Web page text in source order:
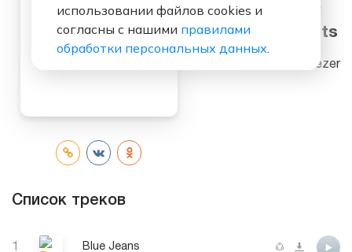
Слушать бесплатно
Drop Your Pants
Sqeezer
Список треков
1 Blue Jeans
использовании файлов cookies и
согласны с нашими правилами
обработки персональных данных.